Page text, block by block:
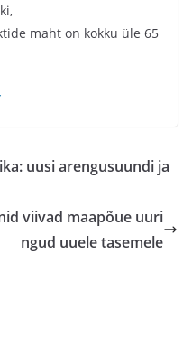
maht on kokku üle 65
uusi arengusuundi ja
viivad maapõue uuri
ngud uuele tasemele